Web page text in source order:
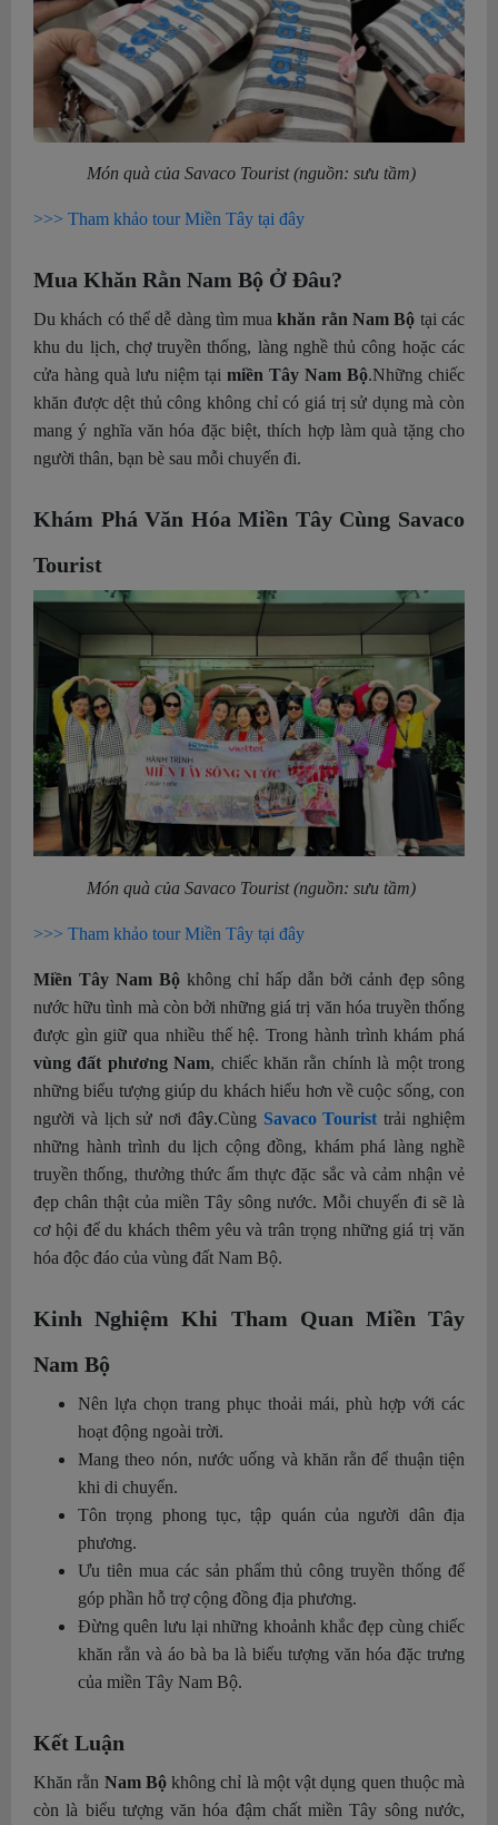
Món quà của Savaco Tourist (nguồn: sưu tầm)
>>> Tham khảo tour Miền Tây tại đây
Mua Khăn Rằn Nam Bộ Ở Đâu?
Du khách có thể dễ dàng tìm muakhăn rằn Nam Bộ tại các
khu du lịch, chợ truyền thống, làng nghề thủ công hoặc các
cửa hàng quà lưu niệm tại miền Tây Nam Bộ.Những chiếc
khăn được dệt thủ công không chỉ có giá trị sử dụng mà còn
mang ý nghĩa văn hóa đặc biệt, thích hợp làm quà tặng cho
người thân, bạn bè sau mỗi chuyến đi.
Khám Phá Văn Hóa Miền Tây Cùng Savaco
Tourist
Món quà của Savaco Tourist (nguồn: sưu tầm)
>>> Tham khảo tour Miền Tây tại đây
Miền Tây Nam Bộ không chỉ hấp dẫn bởi cảnh đẹp sông
nước hữu tình mà còn bởi những giá trị văn hóa truyền thống
được gìn giữ qua nhiều thế hệ. Trong hành trình khám phá
vùng đất phương Nam, chiếc khăn rằn chính là một trong
những biểu tượng giúp du khách hiểu hơn về cuộc sống, con
người và lịch sử nơi đây.Cùng Savaco Touristtrải nghiệm
những hành trình du lịch cộng đồng, khám phá làng nghề
truyền thống, thưởng thức ẩm thực đặc sắc và cảm nhận vẻ
đẹp chân thật của miền Tây sông nước. Mỗi chuyến đi sẽ là
cơ hội để du khách thêm yêu và trân trọng những giá trị văn
hóa độc đáo của vùng đất Nam Bộ.
Kinh Nghiệm Khi Tham Quan Miền Tây
Nam Bộ
Nên lựa chọn trang phục thoải mái, phù hợp với các
hoạt động ngoài trời.
Mang theo nón, nước uống và khăn rằn để thuận tiện
khi di chuyển.
Tôn trọng phong tục, tập quán của người dân địa
phương.
Ưu tiên mua các sản phẩm thủ công truyền thống để
góp phần hỗ trợ cộng đồng địa phương.
Đừng quên lưu lại những khoảnh khắc đẹp cùng chiếc
khăn rằn và áo bà ba là biểu tượng văn hóa đặc trưng
của miền Tây Nam Bộ.
Kết Luận
Khăn rằn Nam Bộ không chỉ là một vật dụng quen thuộc mà
còn là biểu tượng văn hóa đậm chất miền Tây sông nước,